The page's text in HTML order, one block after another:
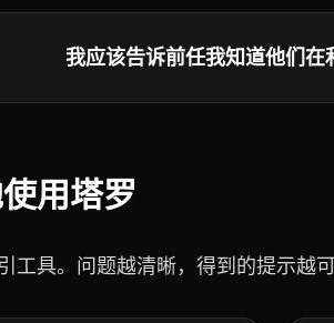
我应该告诉前任我知道他们在
用塔罗
工具。问题越清晰，得到的提示越